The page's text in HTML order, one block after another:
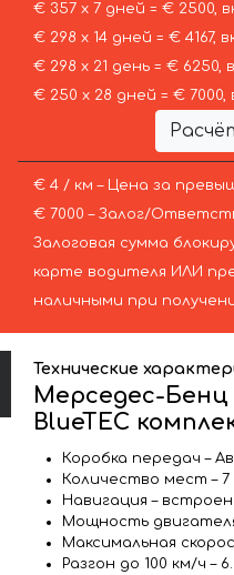
€ 357 х 7 дней = € 2500,
€ 298 х 14 дней = € 4167,
€ 298 х 21 день = € 6250,
€ 250 х 28 дней = € 7000,
€ 4 / км – Цена за
€ 7000 – Залог/
Залоговая сумма
карте водителя ИЛИ
наличными при
Технические
Мерседес-Бенц
BlueTEC
Коробка передач –
Количество мест – 7
Навигация –
Мощность двигателя
Максимальная
Разгон до 100 км/ч –